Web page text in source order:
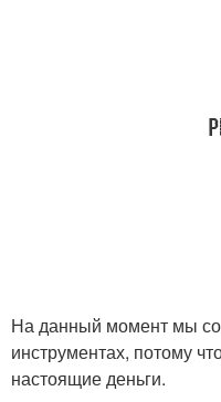
На данный момент мы
инструментах, потому
настоящие деньги.